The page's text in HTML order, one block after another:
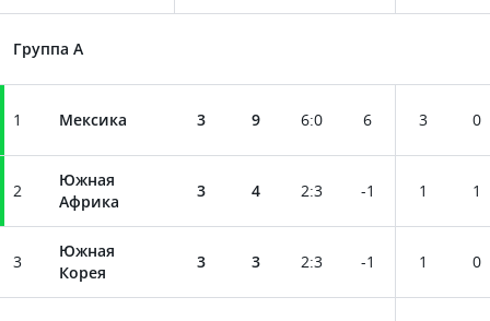
Группа A
1 Мексика 3 9 6:0 6 3 0
2
Южная
Африка
3 4 2:3 -1 1 1
3
Южная
Корея
3 3 2:3 -1 1 0